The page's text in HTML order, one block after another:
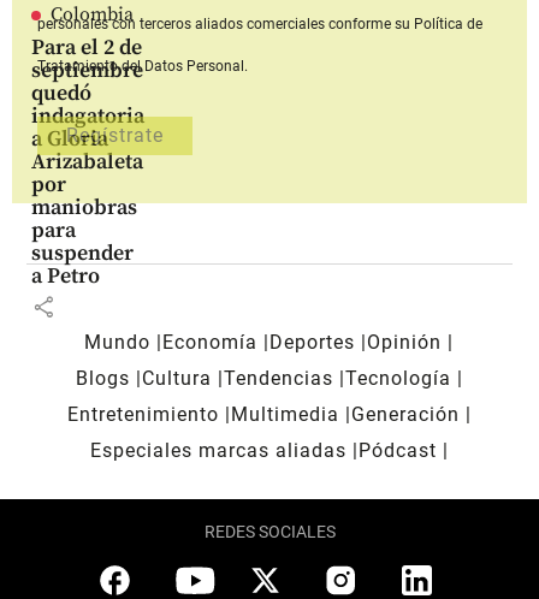
Colombia
Para el 2 de
septiembre
quedó
indagatoria
a Gloria
Arizabaleta
por
maniobras
para
suspender
a Petro
share
personales con terceros aliados comerciales conforme su Política de
Tratamiento del Datos Personal.
Mundo Economía Deportes
Opinión
Blogs
Cultura Tendencias Tecnología
Entretenimiento
Multimedia
Generación
Especiales marcas aliadas
Pódcast
REDES SOCIALES